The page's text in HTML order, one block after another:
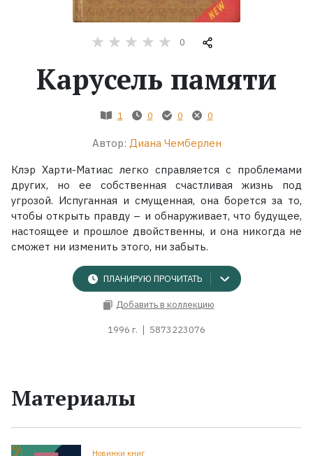
Экранизации
0
Карусель памяти
1 0 0 0
Автор: Диана Чемберлен
Клэр Харти-Матиас легко справляется с проблемами
других, но ее собственная счастливая жизнь под
угрозой. Испуганная и смущенная, она борется за то,
чтобы открыть правду – и обнаруживает, что будущее,
настоящее и прошлое двойственны, и она никогда не
сможет ни изменить этого, ни забыть.
ПЛАНИРУЮ ПРОЧИТАТЬ
Добавить в коллекцию
1996 г. 5873223076
Материалы
Новинки книг